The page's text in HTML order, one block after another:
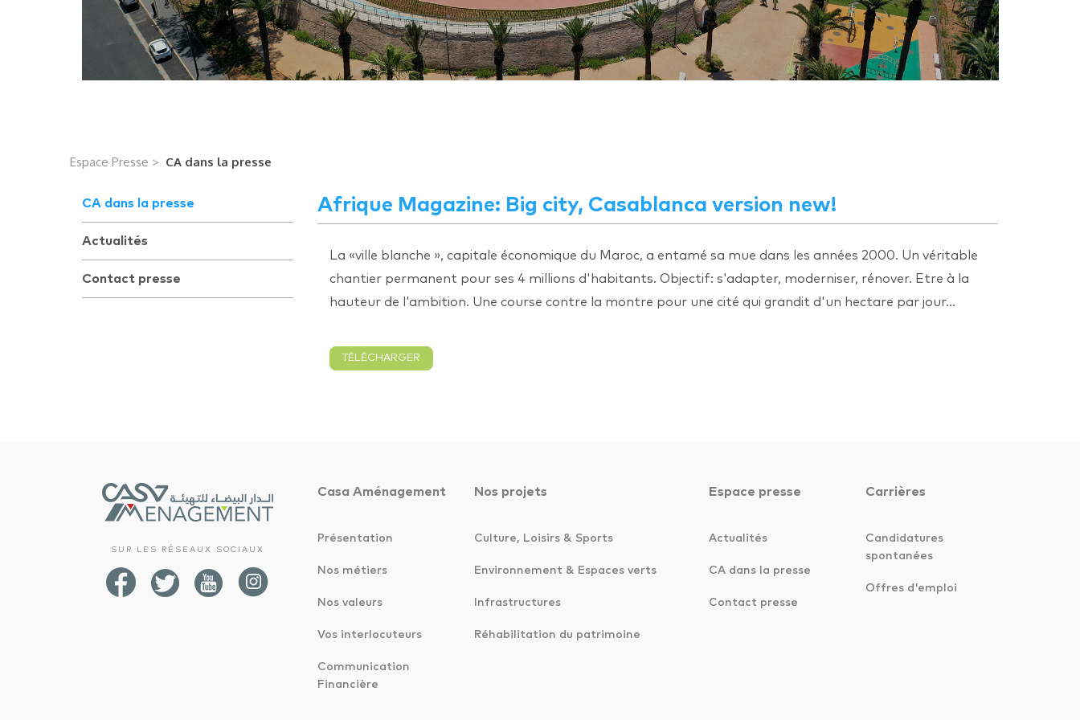
Espace Presse > CA dans la presse
CA dans la presse
Actualités
Contact presse
Afrique Magazine: Big city, Casablanca version new!
La «ville blanche », capitale économique du Maroc, a entamé sa mue dans les années 2000. Un véritable
chantier permanent pour ses 4 millions d'habitants. Objectif: s'adapter, moderniser, rénover. Etre à la
hauteur de l'ambition. Une course contre la montre pour une cité qui grandit d'un hectare par jour...
TÉLÉCHARGER
SUR LES RÉSEAUX SOCIAUX
Casa Aménagement
Présentation
Nos métiers
Nos valeurs
Vos interlocuteurs
Communication
Financière
Nos projets
Culture, Loisirs & Sports
Environnement & Espaces verts
Infrastructures
Réhabilitation du patrimoine
Espace presse
Actualités
CA dans la presse
Contact presse
Carrières
Candidatures
spontanées
Offres d'emploi